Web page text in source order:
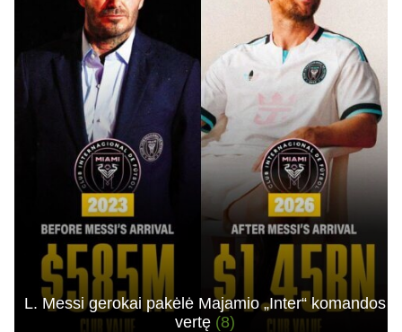
L. Messi gerokai pakėlė Majamio „Inter“ komandos
vertę (8)